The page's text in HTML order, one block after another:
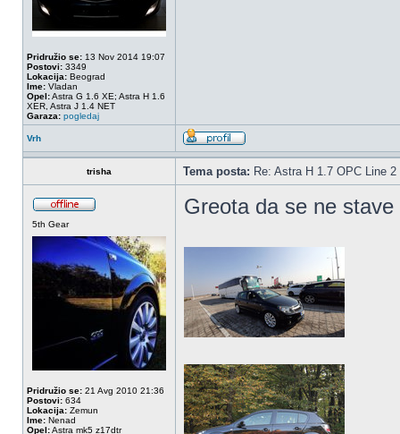
Pridružio se: 13 Nov 2014 19:07
Postovi: 3349
Lokacija: Beograd
Ime: Vladan
Opel:Astra G 1.6 XE; Astra H 1.6
XER, Astra J 1.4 NET
Garaza: pogledaj
Vrh
trisha Tema posta: Re: Astra H 1.7 OPC Line 2
5th Gear
Pridružio se: 21 Avg 2010 21:36
Postovi: 634
Lokacija: Zemun
Ime: Nenad
Opel:Astra mk5 z17dtr
Greota da se ne stave